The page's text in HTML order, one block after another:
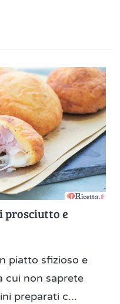
prosciutto e
piatto sfizioso e
cui non saprete
preparati c...